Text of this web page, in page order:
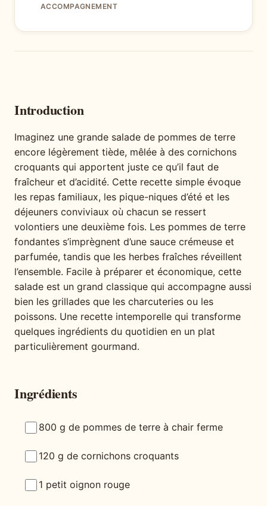
ACCOMPAGNEMENT
Introduction
Imaginez une grande salade de pommes de terre
encore légèrement tiède, mêlée à des cornichons
croquants qui apportent juste ce qu’il faut de
fraîcheur et d’acidité. Cette recette simple évoque
les repas familiaux, les pique-niques d’été et les
déjeuners conviviaux où chacun se ressert
volontiers une deuxième fois. Les pommes de terre
fondantes s’imprègnent d’une sauce crémeuse et
parfumée, tandis que les herbes fraîches réveillent
l’ensemble. Facile à préparer et économique, cette
salade est un grand classique qui accompagne aussi
bien les grillades que les charcuteries ou les
poissons. Une recette intemporelle qui transforme
quelques ingrédients du quotidien en un plat
particulièrement gourmand.
Ingrédients
800 g de pommes de terre à chair ferme
120 g de cornichons croquants
1 petit oignon rouge